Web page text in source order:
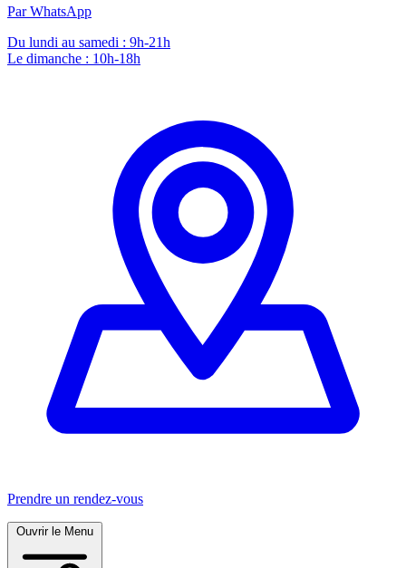
Par WhatsApp
Du lundi au samedi : 9h-21h
Le dimanche : 10h-18h
Prendre un rendez-vous